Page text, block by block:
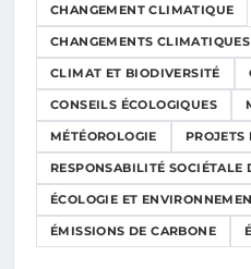
CHANGEMENT CLIMATIQUE
CHANGEMENTS CLIMATIQUES
CLIMAT ET BIODIVERSITÉ
CONSEILS ÉCOLOGIQUES
MÉTÉOROLOGIE PROJETS
RESPONSABILITÉ SOCIÉTALE
ÉCOLOGIE ET
ÉMISSIONS DE CARBONE